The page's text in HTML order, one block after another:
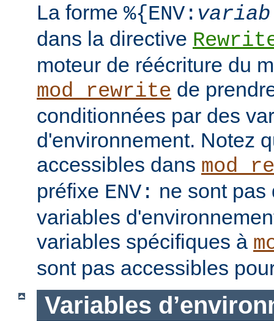
La forme %{ENV:
dans la directive
moteur de réécriture du
mod_rewrite de
conditionnées par des
d'environnement. Notez
accessibles dans
préfixe ENV: ne sont pas
variables
variables spécifiques à
sont pas accessibles
Variables